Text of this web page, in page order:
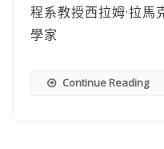
程系教授西拉姆·拉馬
學家
Continue Reading